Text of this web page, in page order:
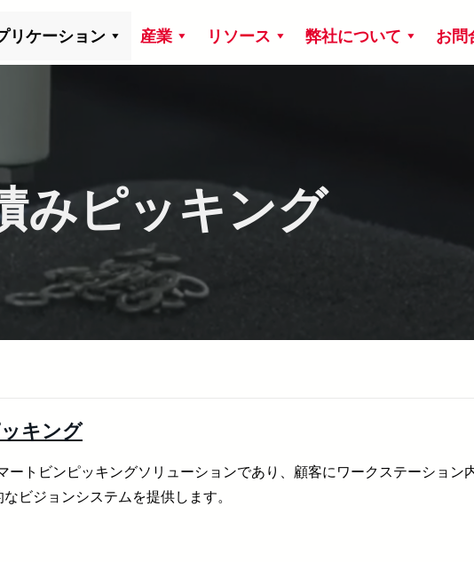
リケーション 産業 リソース 弊社について お問
みピッキング
キング
ートビンピッキングソリューションであり、顧客にワークステーション
ビジョンシステムを提供します。